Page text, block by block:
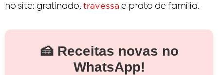
no site: gratinado, travessa e prato de familia.
🍰 Receitas novas no
WhatsApp!